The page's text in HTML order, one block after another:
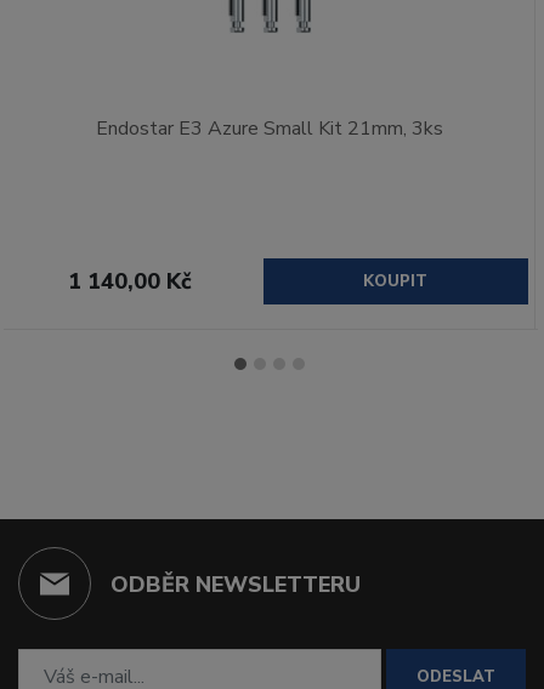
Endostar E3 Azure Small Kit 21mm, 3ks
1 140,00 Kč KOUPIT
ODBĚR NEWSLETTERU
ODESLAT